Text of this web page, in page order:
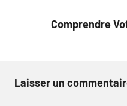
Comprendre
Laisser un